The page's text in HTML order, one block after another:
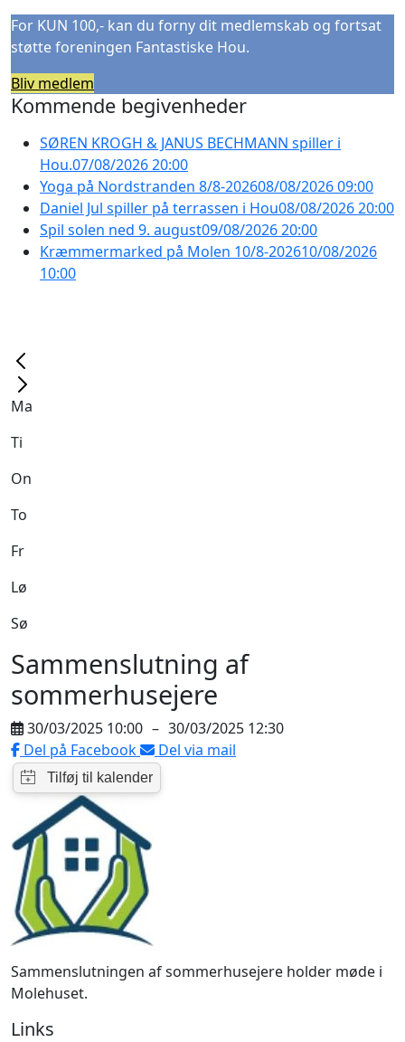
For KUN 100,- kan du forny dit medlemskab og fortsat
støtte foreningen Fantastiske Hou.
Bliv medlem
Kommende begivenheder
SØREN KROGH & JANUS BECHMANN spiller i
Hou.07/08/2026 20:00
Yoga på Nordstranden 8/8-202608/08/2026 09:00
Daniel Jul spiller på terrassen i Hou08/08/2026 20:00
Spil solen ned 9. august09/08/2026 20:00
Kræmmermarked på Molen 10/8-202610/08/2026
10:00
Ma
Ti
On
To
Fr
Lø
Sø
Sammenslutning af
sommerhusejere
30/03/2025 10:00 – 30/03/2025 12:30
Del på Facebook
Del via mail
Sammenslutningen af sommerhusejere holder møde i
Molehuset.
Links